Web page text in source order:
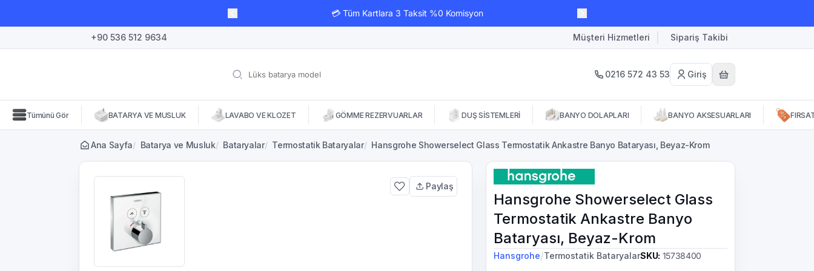
💳 Tüm Kartlara 3 Taksit %0 Komisyon
+90 536 512 9634 Müşteri Hizmetleri Sipariş Takibi
0216 572 43 53 Giriş
Tümünü Gör BATARYA VE MUSLUK LAVABO VE KLOZET GÖMME REZERVUARLAR DUŞ SİSTEMLERİ BANYO DOLAPLARI BANYO AKSESUARLARI
Ana Sayfa/ Batarya ve Musluk/ Bataryalar/ Termostatik Bataryalar/ Hansgrohe Showerselect Glass Termostatik Ankastre Banyo Bataryası, Beyaz-Krom
Paylaş
Hansgrohe Showerselect Glass
Termostatik Ankastre Banyo
Bataryası, Beyaz-Krom
Hansgrohe/Termostatik BataryalarSKU: 15738400